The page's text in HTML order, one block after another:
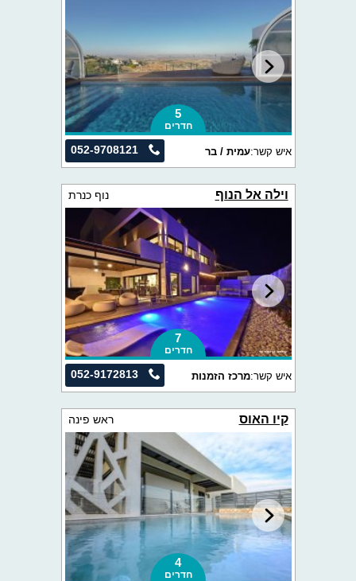
5
חדרים
052-9708121 איש קשר:עמית / בר
וילה אל הנוף נוף כנרת
7
חדרים
052-9172813 איש קשר:מרכז הזמנות
קיו האוס ראש פינה
4
חדרים